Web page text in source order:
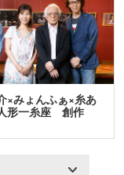
×みょんふぁ×糸あ
形一糸座 創作